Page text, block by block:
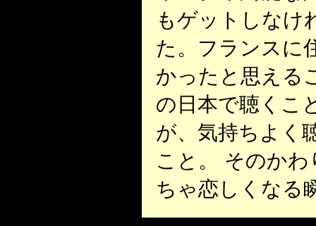
もゲットしなけ
た。フランスに
かったと思える
の日本で聴くこ
が、気持ちよく
こと。 そのか
ちゃ恋しくなる